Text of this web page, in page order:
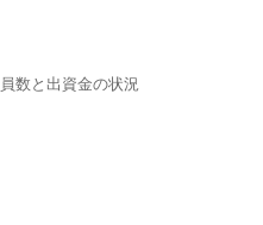
数と出資金の状況